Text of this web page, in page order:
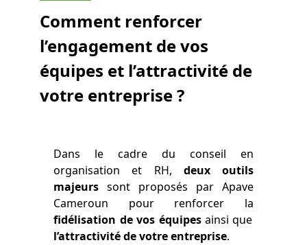
Comment renforcer
l’engagement de vos
équipes et l’attractivité de
votre entreprise ?
Dans le cadre du conseil en
organisation et RH, deux outils
majeurs sont proposés par Apave
Cameroun pour renforcer la
fidélisation de vos équipesainsi que
l’attractivité de votre entreprise.